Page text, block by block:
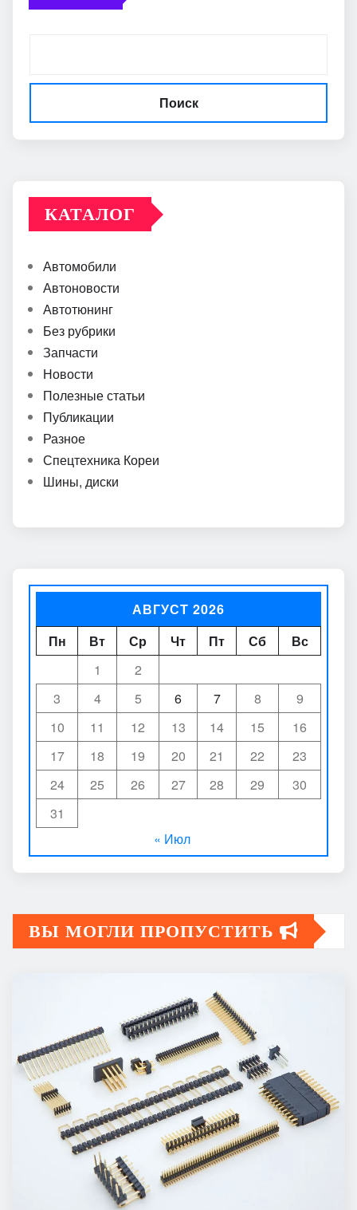
Поиск
КАТАЛОГ
Автомобили
Автоновости
Автотюнинг
Без рубрики
Запчасти
Новости
Полезные статьи
Публикации
Разное
Спецтехника Кореи
Шины, диски
АВГУСТ 2026
Пн
Вт Ср Чт Пт Сб
Вс
1
2
3
4 5 6 7 8
9
10
11 12 13 14 15
16
17
18 19 20 21 22
23
24
25 26 27 28 29
30
31
« Июл
ВЫ МОГЛИ ПРОПУСТИТЬ